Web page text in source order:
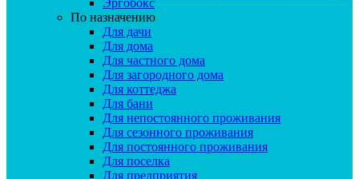
Эргобокс
По назначению
Для дачи
Для дома
Для частного дома
Для загородного дома
Для коттеджа
Для бани
Для непостоянного проживания
Для сезонного проживания
Для постоянного проживания
Для поселка
Для предприятия